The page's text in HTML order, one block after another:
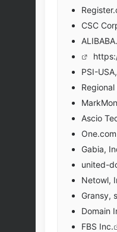
CSC
PSI-
Ascio
Gabia,
united-
Netowl,
Gransy,
Domain
FBS Inc.